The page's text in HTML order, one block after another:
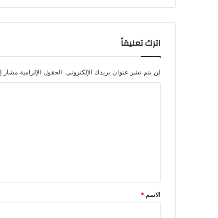
اترك تعليقاً
لن يتم نشر عنوان بريدك الإلكتروني. الحقول الإلزامية مشار
*
الاسم *